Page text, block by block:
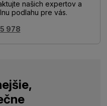
našich expertov a
podlahu pre vás.
978